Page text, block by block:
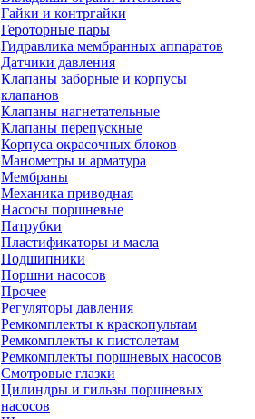
Гайки и контргайки
Героторные пары
Гидравлика мембранных аппаратов
Датчики давления
Клапаны заборные и корпусы
клапанов
Клапаны нагнетательные
Клапаны перепускные
Корпуса окрасочных блоков
Манометры и арматура
Мембраны
Механика приводная
Насосы поршневые
Патрубки
Пластификаторы и масла
Подшипники
Поршни насосов
Прочее
Регуляторы давления
Ремкомплекты к краскопультам
Ремкомплекты к пистолетам
Ремкомплекты поршневых насосов
Смотровые глазки
Цилиндры и гильзы поршневых
насосов